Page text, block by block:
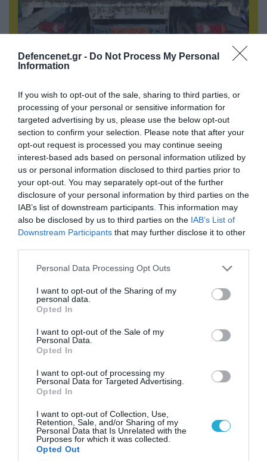
Defencenet.gr - Do Not Process My Personal
Information
If you wish to opt-out of the sale, sharing to third parties, or
processing of your personal or sensitive information for
targeted advertising by us, please use the below opt-out
section to confirm your selection. Please note that after your
opt-out request is processed you may continue seeing
interest-based ads based on personal information utilized by
us or personal information disclosed to third parties prior to
your opt-out. You may separately opt-out of the further
disclosure of your personal information by third parties on the
IAB’s list of downstream participants. This information may
also be disclosed by us to third parties on the IAB’s List of
Downstream Participants that may further disclose it to other
Please note that this website/app uses one or more Google
not limited to your visit or usage behaviour. You may click to
grant or deny consent to Google and its third-party tags to
use your data for below specified purposes in below Google
consent section.
Personal Data Processing Opt Outs
I want to opt-out of the Sharing of my
personal data.
Opted In
I want to opt-out of the Sale of my
Personal Data.
Opted In
I want to opt-out of processing my
Personal Data for Targeted Advertising.
Opted In
I want to opt-out of Collection, Use,
Retention, Sale, and/or Sharing of my
Personal Data that Is Unrelated with the
Purposes for which it was collected.
Opted Out
«Επιχείρηση ελεύθερα πεζοδρόμια» στην
αντικείμενα από κοινόχρηστους χώρους
07.08.2026 | 08:02
από Σλαβιάνσκ και Κραματόρσκ στο Ντονέτσκ
ΠΟΛΙΤΙΚΗ